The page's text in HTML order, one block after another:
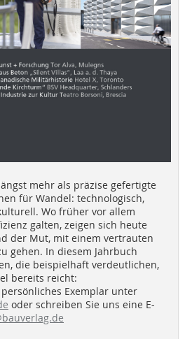
mehr als präzise gefertigte
für Wandel: technologisch,
Wo früher vor allem
galten, zeigen sich heute
der Mut, mit einem vertrauten
gehen. In diesem Jahrbuch
die beispielhaft verdeutlichen,
bereits reicht:
Exemplar unter
oder schreiben Sie uns eine E-